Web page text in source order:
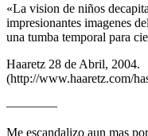
«La vision de niños
impresionantes imagenes
una tumba temporal para
Haaretz 28 de Abril, 2004.
(http://www.haaretz.com/
————
Me escandalizo aun mas